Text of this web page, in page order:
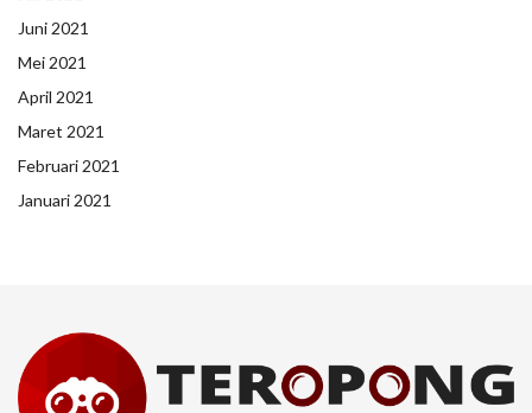
Juni 2021
Mei 2021
April 2021
Maret 2021
Februari 2021
Januari 2021